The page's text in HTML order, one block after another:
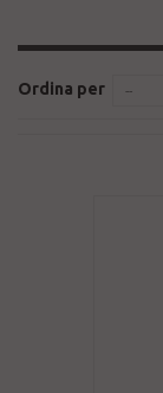
Ordina per --